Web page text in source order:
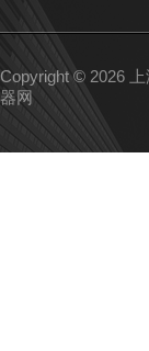
Copyright © 2026
器网